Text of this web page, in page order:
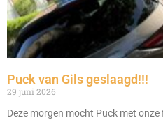
Puck van Gils geslaagd!!!
29 juni 2026
Deze morgen mocht Puck met